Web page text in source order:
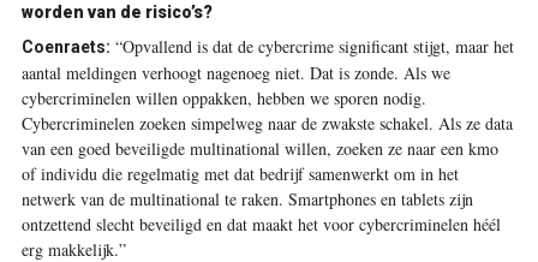
worden van de risico’s?
Coenraets: “Opvallend is dat de cybercrime significant stijgt, maar het
aantal meldingen verhoogt nagenoeg niet. Dat is zonde. Als we
cybercriminelen willen oppakken, hebben we sporen nodig.
Cybercriminelen zoeken simpelweg naar de zwakste schakel. Als ze data
van een goed beveiligde multinational willen, zoeken ze naar een kmo
of individu die regelmatig met dat bedrijf samenwerkt om in het
netwerk van de multinational te raken. Smartphones en tablets zijn
ontzettend slecht beveiligd en dat maakt het voor cybercriminelen héél
erg makkelijk.”